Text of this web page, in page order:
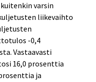
varsin
liikevaihto
-0,4
Vastaavasti
16,0 prosenttia
ja